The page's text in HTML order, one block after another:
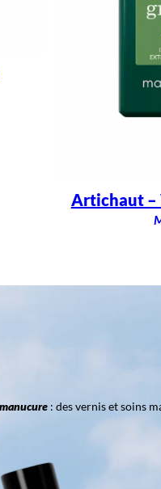
Artichaut –
: des vernis et soins